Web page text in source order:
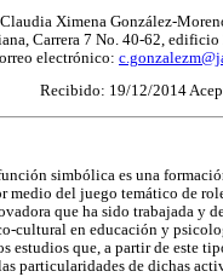
Ximena González-
Carrera 7 No. 40-62,
electrónico:
Recibido: 19/12/2014
simbólica es una
medio del juego temático de
que ha sido trabajada y
cultural en educación y
estudios que, a partir de este
particularidades de dichas